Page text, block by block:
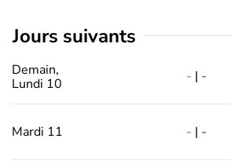
jours suivants
Demain,
Lundi 10
- | -
Mardi 11 - | -